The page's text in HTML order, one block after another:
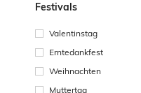
Festivals
Valentinstag
Erntedankfest
Weihnachten
Muttertag